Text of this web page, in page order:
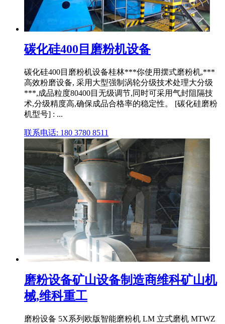
碳化硅400目磨粉机设备
碳化硅400目磨粉机设备桂林***你使用摆式磨粉机,***
高效粉磨设备, 采用大型强制涡轮分级技术处理大分级
***,成品粒度80400目无级调节,同时可采用气封阻隔技
术,分级精度高,确保成品合格率的稳定性。 [碳化硅磨粉
机型号] : ...
联系电话: 180 3780 8511
磨粉设备矿山设备制造商维科矿山机
械,维科重工
磨粉设备 5X系列欧版智能磨粉机 LM 立式磨机 MTWZ